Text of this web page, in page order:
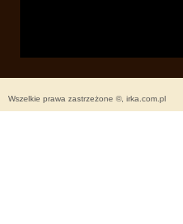
Wszelkie prawa zastrzeżone ©, irka.com.pl